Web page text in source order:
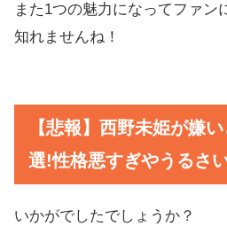
また1つの魅力になってファン
知れませんね！
【悲報】西野未姫が嫌
選!性格悪すぎやうるさ
いかがでしたでしょうか？